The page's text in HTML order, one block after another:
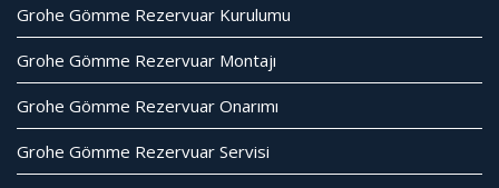
Grohe Gömme Rezervuar Kurulumu
Grohe Gömme Rezervuar Montajı
Grohe Gömme Rezervuar Onarımı
Grohe Gömme Rezervuar Servisi